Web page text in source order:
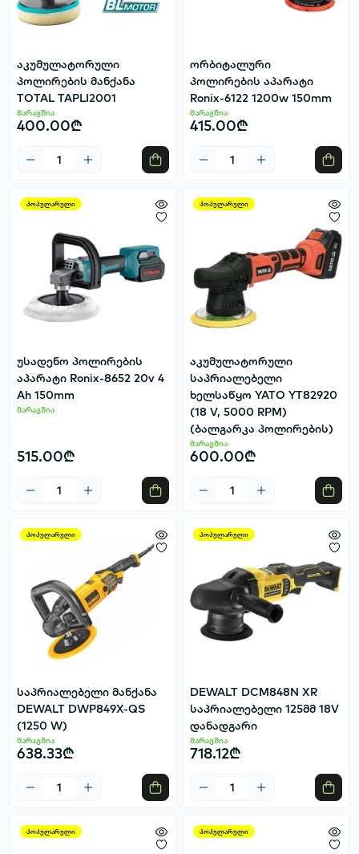
აკუმულატორული
პოლირების მანქანა
TOTAL TAPLI2001
მარაგშია
400.00₾
ორბიტალური
პოლირების აპარატი
Ronix-6122 1200w 150mm
მარაგშია
415.00₾
პოპულარული
უსადენო პოლირების
აპარატი Ronix-8652 20v 4
Ah 150mm
მარაგშია
515.00₾
პოპულარული
აკუმულატორული
საპრიალებელი
ხელსაწყო YATO YT82920
(18 V, 5000 RPM)
(ბალგარკა პოლირების)
მარაგშია
600.00₾
პოპულარული
საპრიალებელი მანქანა
DEWALT DWP849X-QS
(1250 W)
მარაგშია
638.33₾
პოპულარული
DEWALT DCM848N XR
საპრიალებელი 125მმ 18V
დანადგარი
მარაგშია
718.12₾
პოპულარული პოპულარული